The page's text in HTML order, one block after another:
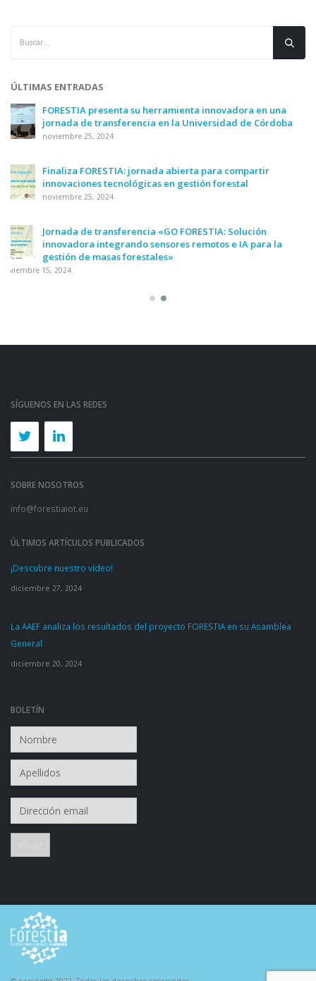
ÚLTIMAS ENTRADAS
FORESTIA presenta su herramienta innovadora en una
jornada de transferencia en la Universidad de Córdoba
noviembre 25, 2024
Finaliza FORESTIA: jornada abierta para compartir
innovaciones tecnológicas en gestión forestal
noviembre 25, 2024
Jornada de transferencia «GO FORESTIA: Solución
innovadora integrando sensores remotos e IA para la
gestión de masas forestales»
noviembre 15, 2024
SÍGUENOS EN LAS REDES
SOBRE NOSOTROS
info@forestiaiot.eu
ÚLTIMOS ARTÍCULOS PUBLICADOS
¡Descubre nuestro vídeo!
diciembre 27, 2024
La AAEF analiza los resultados del proyecto FORESTIA en su Asamblea
General
diciembre 20, 2024
BOLETÍN